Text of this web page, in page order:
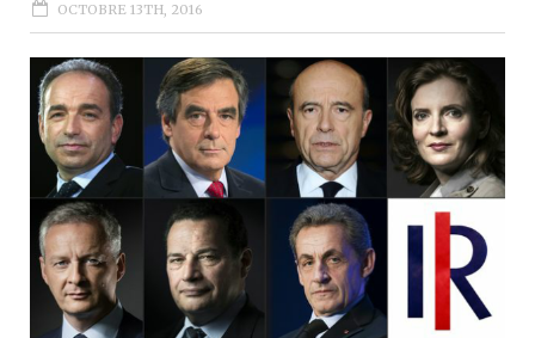
OCTOBRE 13TH, 2016